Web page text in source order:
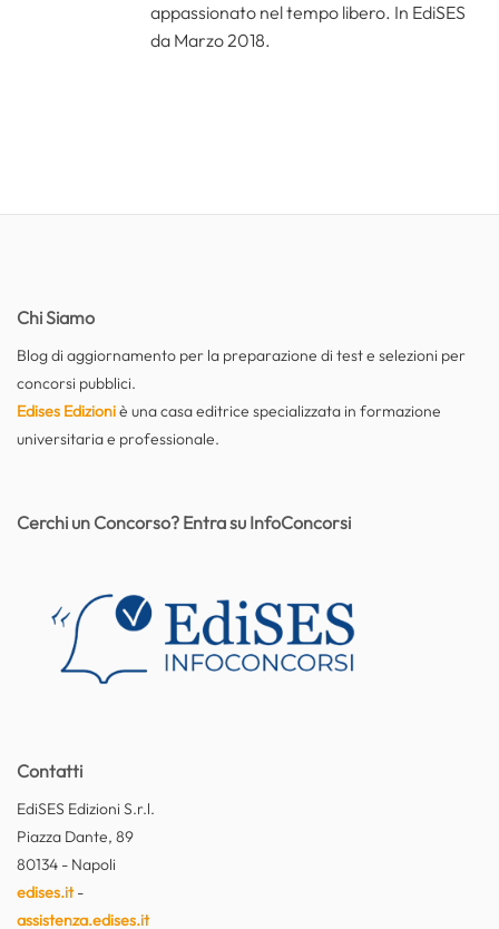
appassionato nel tempo libero. In EdiSES
da Marzo 2018.
Chi Siamo
Blog di aggiornamento per la preparazione di test e selezioni per
concorsi pubblici.
Edises Edizioniè una casa editrice specializzata in formazione
universitaria e professionale.
Contatti
EdiSES Edizioni S.r.l.
Piazza Dante, 89
80134 - Napoli
edises.it-
assistenza.edises.it
Cerchi un Concorso? Entra su InfoConcorsi